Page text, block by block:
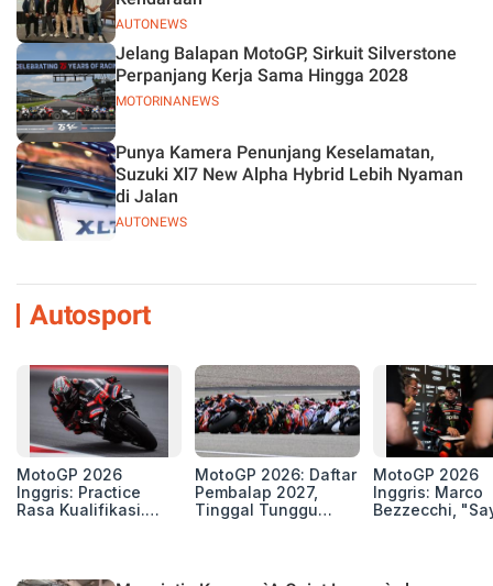
AUTONEWS
MOTORINANEWS
Jelang Balapan MotoGP, Sirkuit Silverstone
Perpanjang Kerja Sama Hingga 2028
AUTONEWS
Punya Kamera Penunjang Keselamatan,
Suzuki Xl7 New Alpha Hybrid Lebih Nyaman
di Jalan
Autosport
MotoGP 2026
Inggris: Practice
Rasa Kualifikasi.
Silverstone!
MotoGP 2026: Daftar
Pembalap 2027,
Tinggal Tunggu
MotoGP 2026
Inggris: Marco
Bezzecchi,